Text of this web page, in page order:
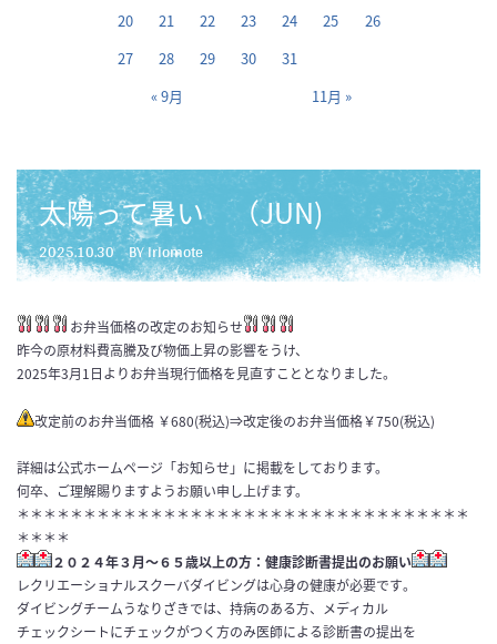
« 9月 11月 »
20
21 22 23 24 25
26
27
28 29 30 31
太陽って暑い （JUN)
2025.10.30 BY iriomote
お弁当価格の改定のお知らせ
昨今の原材料費高騰及び物価上昇の影響をうけ、
2025年3月1日よりお弁当現行価格を見直すこととなりました。
改定前のお弁当価格 ￥680(税込)⇒改定後のお弁当価格￥750(税込)
詳細は公式ホームページ「お知らせ」に掲載をしております。
何卒、ご理解賜りますようお願い申し上げます。
＊＊＊＊＊＊＊＊＊＊＊＊＊＊＊＊＊＊＊＊＊＊＊＊＊＊＊＊＊＊＊＊＊＊
＊＊＊＊
２０２４年３月～６５歳以上の方：健康診断書提出のお願い
レクリエーショナルスクーバダイビングは心身の健康が必要です。
ダイビングチームうなりざきでは、持病のある方、メディカル
チェックシートにチェックがつく方のみ医師による診断書の提出を